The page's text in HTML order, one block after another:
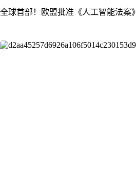
全球首部！欧盟批准《人工智能法案》